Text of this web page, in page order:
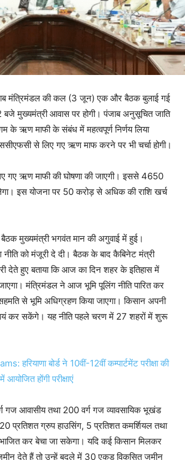
मंत्रिमंडल की कल (3 जून) एक और बैठक बुलाई गई
मुख्यमंत्री आवास पर होगी। पंजाब अनुसूचित जाति
के ऋण माफी के संबंध में महत्वपूर्ण निर्णय लिया
से लिए गए ऋण माफ करने पर भी चर्चा होगी।
गए ऋण माफी की घोषणा की जाएगी। इससे 4650
इस योजना पर 50 करोड़ से अधिक की राशि खर्च
मुख्यमंत्री भगवंत मान की अगुवाई में हुई।
को मंजूरी दे दी। बैठक के बाद कैबिनेट मंत्री
देते हुए बताया कि आज का दिन शहर के इतिहास में
जाएगा। मंत्रिमंडल ने आज भूमि पूलिंग नीति पारित कर
से भूमि अधिग्रहण किया जाएगा। किसान अपनी
कर सकेंगे। यह नीति पहले चरण में 27 शहरों में शुरू
हरियाणा बोर्ड ने 10वीं-12वीं कम्पार्टमेंट परीक्षा की
होंगी परीक्षाएं
गज आवासीय तथा 200 वर्ग गज व्यावसायिक भूखंड
प्रतिशत ग्रुप हाउसिंग, 5 प्रतिशत कमर्शियल तथा
कर बेचा जा सकेगा। यदि कई किसान मिलकर
देते हैं तो उन्हें बदले में 30 एकड़ विकसित जमीन